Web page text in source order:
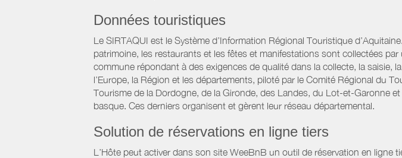
Données touristiques
Le SIRTAQUI est le Système d’Information Régional Touristique
patrimoine, les restaurants et les fêtes et manifestations sont collectées
commune répondant à des exigences de qualité dans la collecte, la saisie,
l’Europe, la Région et les départements, piloté par le Comité Régional du
Tourisme de la Dordogne, de la Gironde, des Landes, du Lot-et-Garonne
basque. Ces derniers organisent et gèrent leur réseau départemental.
Solution de réservations en ligne tiers
L’Hôte peut activer dans son site WeeBnB un outil de réservation en ligne